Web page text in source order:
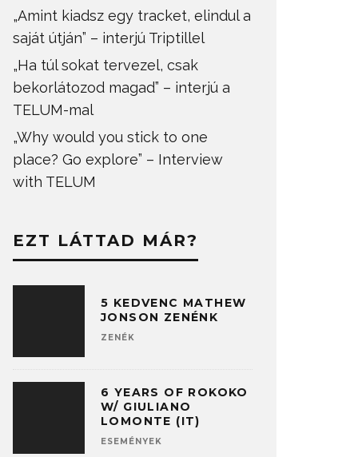
„Amint kiadsz egy tracket, elindul a
saját útján” – interjú Triptillel
„Ha túl sokat tervezel, csak
bekorlátozod magad” – interjú a
TELUM-mal
„Why would you stick to one
place? Go explore” – Interview
with TELUM
EZT LÁTTAD MÁR?
5 KEDVENC MATHEW
JONSON ZENÉNK
ZENÉK
6 YEARS OF ROKOKO
W/ GIULIANO
LOMONTE (IT)
ESEMÉNYEK